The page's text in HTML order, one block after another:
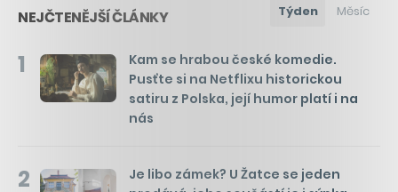
NEJČTENĚJŠÍ ČLÁNKY Týden Měsíc
1
Kam se hrabou české komedie.
Pusťte si na Netflixu historickou
satiru z Polska, její humor platí i na
nás
2
Je libo zámek? U Žatce se jeden